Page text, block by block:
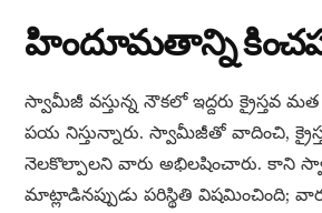
హిందూమతాన్ని
స్వామీజీ వస్తున్న నౌకలో ఇద్దరు క్రైస్తవ
పయ నిస్తున్నారు. స్వామీజీతో వాదించి,
నెలకొల్పాలని వారు అభిలషించారు. కాని
మాట్లాడినప్పుడు పరిస్థితి విషమించింది;